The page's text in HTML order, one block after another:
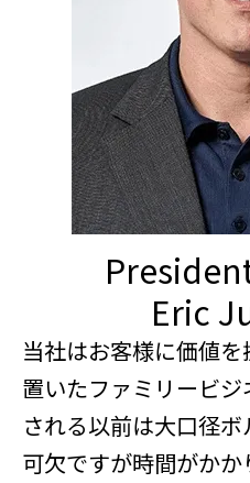
Eric
当社はお客様に価値
置いたファミリービ
される以前は大口径
可欠ですが時間がか